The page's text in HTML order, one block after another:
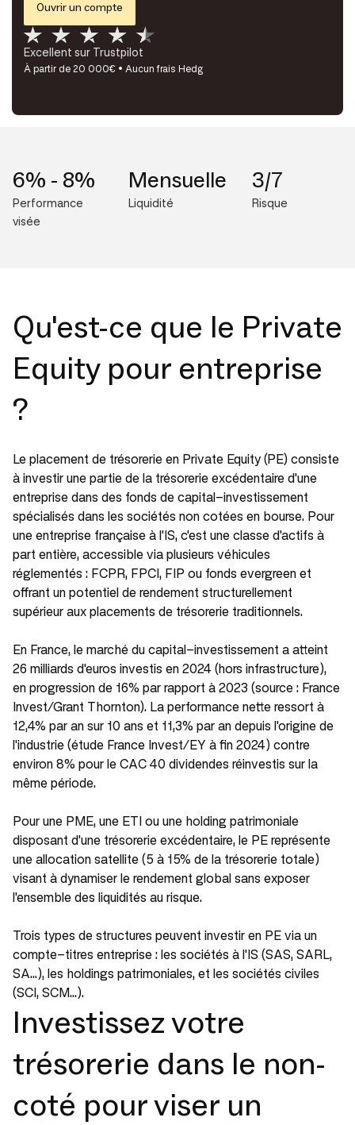
Ouvrir un compte
Excellent sur Trustpilot
À partir de 20 000€ • Aucun frais Hedg
6% - 8%
Performance
visée
Mensuelle
Liquidité
3/7
Risque
Qu'est-ce que le Private
Equity pour entreprise
?
Le placement de trésorerie en Private Equity (PE) consiste
à investir une partie de la trésorerie excédentaire d'une
entreprise dans des fonds de capital-investissement
spécialisés dans les sociétés non cotées en bourse. Pour
une entreprise française à l'IS, c'est une classe d'actifs à
part entière, accessible via plusieurs véhicules
réglementés : FCPR, FPCI, FIP ou fonds evergreen et
offrant un potentiel de rendement structurellement
supérieur aux placements de trésorerie traditionnels.
En France, le marché du capital-investissement a atteint
26 milliards d'euros investis en 2024 (hors infrastructure),
en progression de 16% par rapport à 2023 (source : France
Invest/Grant Thornton). La performance nette ressort à
12,4% par an sur 10 ans et 11,3% par an depuis l'origine de
l'industrie (étude France Invest/EY à fin 2024) contre
environ 8% pour le CAC 40 dividendes réinvestis sur la
même période.
Pour une PME, une ETI ou une holding patrimoniale
disposant d'une trésorerie excédentaire, le PE représente
une allocation satellite (5 à 15% de la trésorerie totale)
visant à dynamiser le rendement global sans exposer
l'ensemble des liquidités au risque.
Trois types de structures peuvent investir en PE via un
compte-titres entreprise : les sociétés à l'IS (SAS, SARL,
SA…), les holdings patrimoniales, et les sociétés civiles
(SCI, SCM…).
Investissez votre
trésorerie dans le non-
coté pour viser un